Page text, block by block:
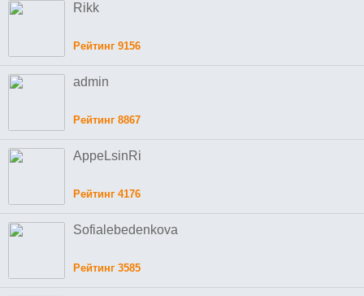
Rikk
Рейтинг 9156
admin
Рейтинг 8867
AppeLsinRi
Рейтинг 4176
Sofialebedenkova
Рейтинг 3585